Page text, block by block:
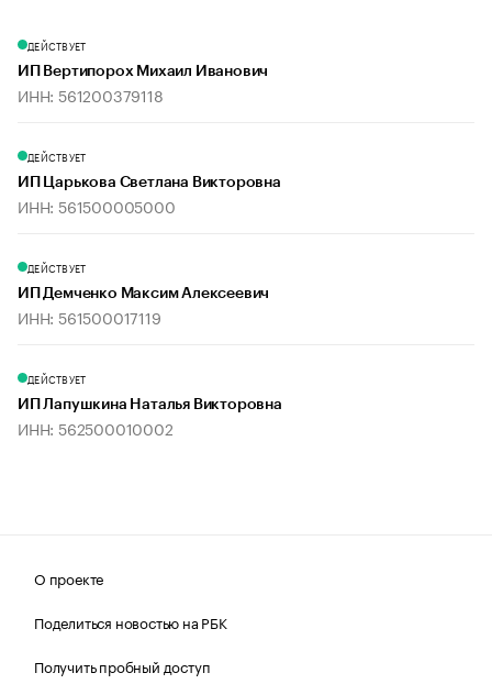
ДЕЙСТВУЕТ
ИП Вертипорох Михаил Иванович
ИНН: 561200379118
ДЕЙСТВУЕТ
ИП Царькова Светлана Викторовна
ИНН: 561500005000
ДЕЙСТВУЕТ
ИП Демченко Максим Алексеевич
ИНН: 561500017119
ДЕЙСТВУЕТ
ИП Лапушкина Наталья Викторовна
ИНН: 562500010002
О проекте
Поделиться новостью на РБК
Получить пробный доступ